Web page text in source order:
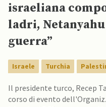
israeliana
ladri,
guerra”
Israele Turchia
Il presidente turco, Recep
corso di evento